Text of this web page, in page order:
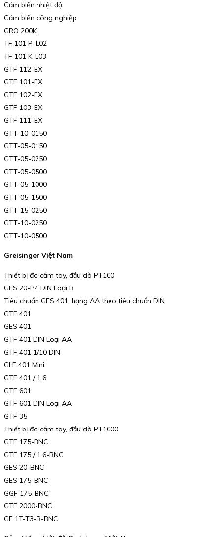
Cảm biến nhiệt độ
Cảm biến công nghiệp
GRO 200K
TF 101 P-L02
TF 101 K-L03
GTF 112-EX
GTF 101-EX
GTF 102-EX
GTF 103-EX
GTF 111-EX
GTT-10-0150
GTT-05-0150
GTT-05-0250
GTT-05-0500
GTT-05-1000
GTT-05-1500
GTT-15-0250
GTT-10-0250
GTT-10-0500
Greisinger Việt Nam
Thiết bị đo cầm tay, đầu dò PT100
GES 20-P4 DIN Loại B
Tiêu chuẩn GES 401, hạng AA theo tiêu chuẩn DIN.
GTF 401
GES 401
GTF 401 DIN Loại AA
GTF 401 1/10 DIN
GLF 401 Mini
GTF 401 / 1.6
GTF 601
GTF 601 DIN Loại AA
GTF 35
Thiết bị đo cầm tay, đầu dò PT1000
GTF 175-BNC
GTF 175 / 1.6-BNC
GES 20-BNC
GES 175-BNC
GGF 175-BNC
GTF 2000-BNC
GF 1T-T3-B-BNC